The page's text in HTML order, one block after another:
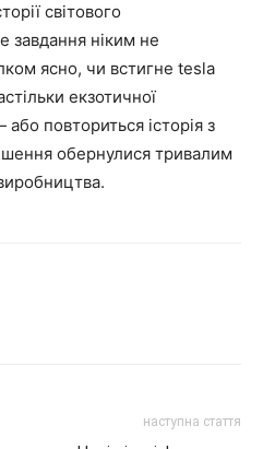
світового
завдання ніким не
ясно, чи встигне tesla
екзотичної
повториться історія з
обернулися тривалим
наступна стаття